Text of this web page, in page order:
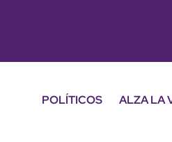
POLÍTICOS ALZA LA